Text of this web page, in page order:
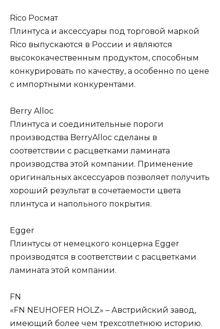
Rico Росмат
Плинтуса и аксессуары под торговой маркой
Rico выпускаются в России и являются
высококачественным продуктом, способным
конкурировать по качеству, а особенно по цене
с импортными конкурентами.
Berry Alloc
Плинтуса и соединительные пороги
производства BerryAlloc сделаны в
соответствии с расцветками ламината
производства этой компании. Применение
оригинальных аксессуаров позволяет получить
хороший результат в сочетаемости цвета
плинтуса и напольного покрытия.
Egger
Плинтусы от немецкого концерна Egger
производятся в соответствии с расцветками
ламината этой компании.
FN
«FN NEUHOFER HOLZ» – Австрийский завод,
имеющий более чем трехсотлетнюю историю.